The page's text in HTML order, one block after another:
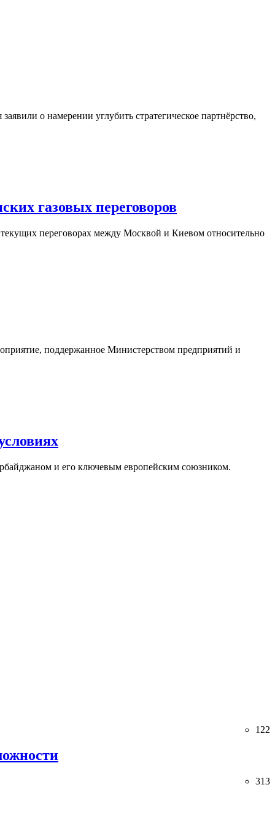
о намерении углубить стратегическое партнёрство,
газовых переговоров
переговорах между Москвой и Киевом относительно
поддержанное Министерством предприятий и
и его ключевым европейским союзником.
122
313